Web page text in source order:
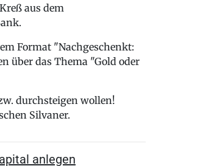
aus dem
Format "Nachgeschenkt:
über das Thema "Gold oder
durchsteigen wollen!
Silvaner.
anlegen